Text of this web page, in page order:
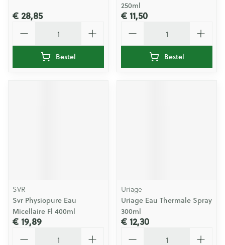
€ 28,85
Bestel
250ml
€ 11,50
Bestel
SVR
Svr Physiopure Eau
Micellaire Fl 400ml
€ 19,89
Uriage
Uriage Eau Thermale Spray
300ml
€ 12,30